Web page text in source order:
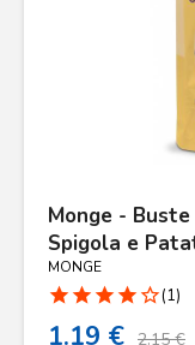
Monge -
Spigola e
MONGE
star star star star star_border(1)
1.19 € 2.15 €